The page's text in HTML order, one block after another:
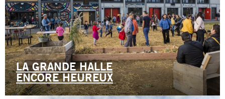
LA GRANDE HALLE
ENCORE HEUREUX